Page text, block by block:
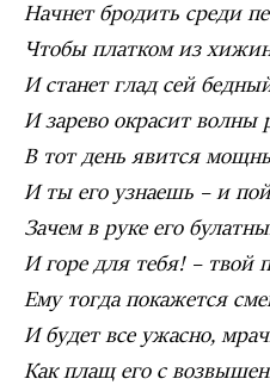
Начнет бродить среди
Чтобы платком из
И станет глад сей
И зарево окрасит волны
В тот день явится
И ты его узнаешь – и
Зачем в руке его
И горе для тебя! – твой
Ему тогда покажется
И будет все ужасно,
Как плащ его с